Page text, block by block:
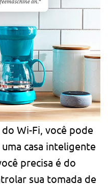
Wi-Fi, você pode
casa inteligente
precisa é do
sua tomada de